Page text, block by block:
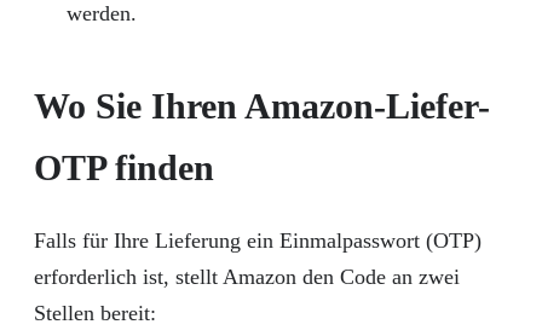
werden.
Wo Sie Ihren Amazon-Liefer-
OTP finden
Falls für Ihre Lieferung ein Einmalpasswort (OTP)
erforderlich ist, stellt Amazon den Code an zwei
Stellen bereit: